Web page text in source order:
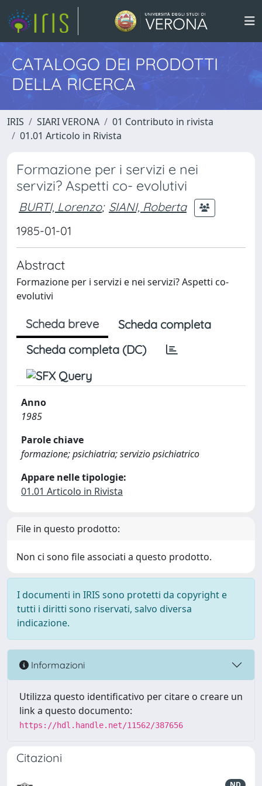
CATALOGO DEI PRODOTTI
DELLA RICERCA
IRIS SIARI VERONA
01 Contributo in rivista
01.01 Articolo in Rivista
Formazione per i servizi e nei
servizi? Aspetti co- evolutivi
BURTI, Lorenzo; SIANI, Roberta
1985-01-01
Abstract
Formazione per i servizi e nei servizi? Aspetti co-
evolutivi
Scheda breve
Scheda completa
Scheda completa (DC)
Anno
1985
Parole chiave
formazione; psichiatria; servizio psichiatrico
Appare nelle tipologie:
01.01 Articolo in Rivista
File in questo prodotto:
Non ci sono file associati a questo prodotto.
I documenti in IRIS sono protetti da copyright e
tutti i diritti sono riservati, salvo diversa
indicazione.
Informazioni
Utilizza questo identificativo per citare o creare un
link a questo documento:
https://hdl.handle.net/11562/387656
Citazioni